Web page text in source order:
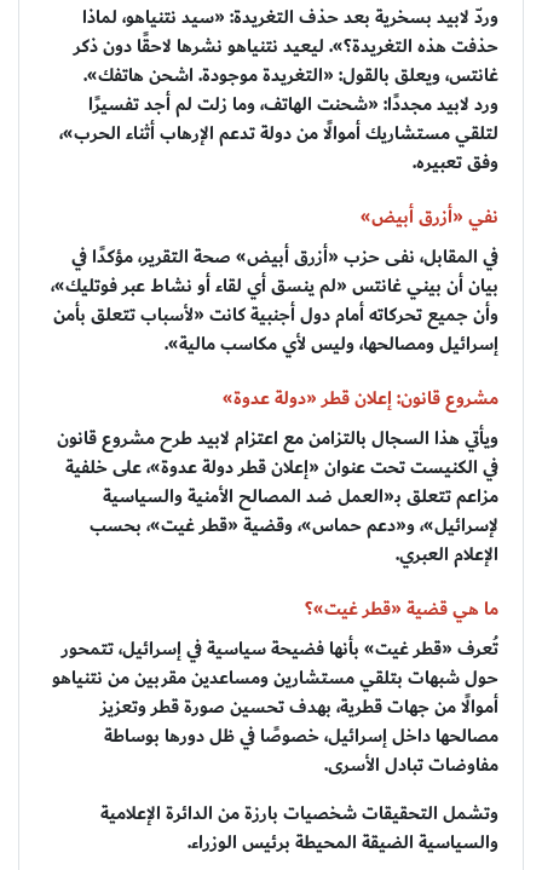
وردّ لابيد بسخرية بعد حذف التغريدة: «سيد نتنياهو، لماذا
حذفت هذه التغريدة؟». ليعيد نتنياهو نشرها لاحقًا دون ذكر
غانتس، ويعلق بالقول: «التغريدة موجودة. اشحن هاتفك».
ورد لابيد مجددًا: «شحنت الهاتف، وما زلت لم أجد تفسيرًا
لتلقي مستشاريك أموالًا من دولة تدعم الإرهاب أثناء الحرب»،
وفق تعبيره.
نفي «أزرق أبيض»
في المقابل، نفى حزب «أزرق أبيض» صحة التقرير، مؤكدًا في
بيان أن بيني غانتس «لم ينسق أي لقاء أو نشاط عبر فوتليك»،
وأن جميع تحركاته أمام دول أجنبية كانت «لأسباب تتعلق بأمن
إسرائيل ومصالحها، وليس لأي مكاسب مالية».
مشروع قانون: إعلان قطر «دولة عدوة»
ويأتي هذا السجال بالتزامن مع اعتزام لابيد طرح مشروع قانون
في الكنيست تحت عنوان «إعلان قطر دولة عدوة»، على خلفية
مزاعم تتعلق بـ«العمل ضد المصالح الأمنية والسياسية
لإسرائيل»، و«دعم حماس»، وقضية «قطر غيت»، بحسب
الإعلام العبري.
ما هي قضية «قطر غيت»؟
تُعرف «قطر غيت» بأنها فضيحة سياسية في إسرائيل، تتمحور
حول شبهات بتلقي مستشارين ومساعدين مقربين من نتنياهو
أموالًا من جهات قطرية، بهدف تحسين صورة قطر وتعزيز
مصالحها داخل إسرائيل، خصوصًا في ظل دورها بوساطة
مفاوضات تبادل الأسرى.
وتشمل التحقيقات شخصيات بارزة من الدائرة الإعلامية
والسياسية الضيقة المحيطة برئيس الوزراء.